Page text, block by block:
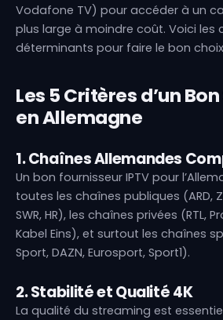
Vodafone TV) pour accéder à un
plus large à moindre coût. Voici les
déterminants pour faire le bon
Les 5 Critères d’un
en Allemagne
1. Chaînes Allemandes
Un bon fournisseur IPTV pour
toutes les chaînes publiques (ARD,
SWR, HR), les chaînes privées (RTL,
Kabel Eins), et surtout les chaînes
Sport, DAZN, Eurosport, Sport1).
2. Stabilité et Qualité 4K
La qualité du streaming est